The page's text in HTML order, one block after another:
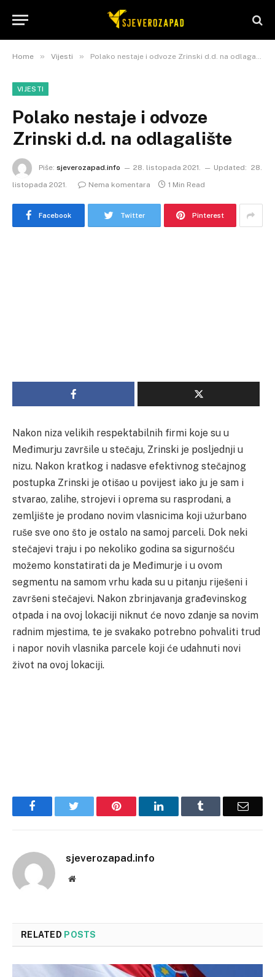
Home » Vijesti » Polako nestaje i odvoze Zrinski d.d. na odlagalište
VIJESTI
Polako nestaje i odvoze
Zrinski d.d. na odlagalište
Piše: sjeverozapad.info 28. listopada 2021. Updated: 28.
listopada 2021.
Nema komentara 1 Min Read
Facebook Twitter Pinterest
Nakon niza velikih respektabilnih firmi koje su u
Međimurju završile u stečaju, Zrinski je posljednji u
nizu. Nakon kratkog i nadasve efektivnog stečajnog
postupka Zrinski je otišao u povijest iako ju je sam i
stvarao, zalihe, strojevi i oprema su rasprodani, a
zemljište je prodano novim vlasnicima koji užurbano
ruše sve ono što je ostalo na samoj parceli. Dok neki
stečajevi traju i po nekoliko godina sa sigurnošću
možemo konstatirati da je Međimurje i u ovom
segmentu na samom vrhu kada su u pitanju riješeni i
završeni stečajevi. Nakon zbrinjavanja građevinskog
otpada i na ovoj lokaciji niknut će novo zdanje sa novim
radnim mjestima, te je svakako potrebno pohvaliti trud
i napor novih vlasnika parcele koji će udahnuti novi
život na ovoj lokaciji.
Facebook Pinterest LinkedIn Email
sjeverozapad.info
Website
RELATED POSTS